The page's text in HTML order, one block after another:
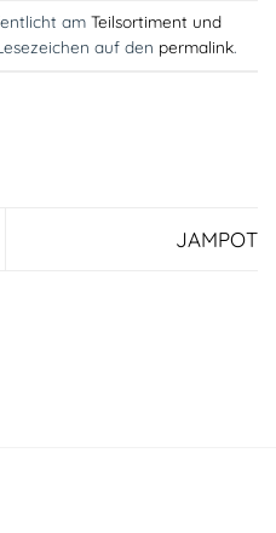
am Teilsortiment und
auf den permalink.
JAMPOT